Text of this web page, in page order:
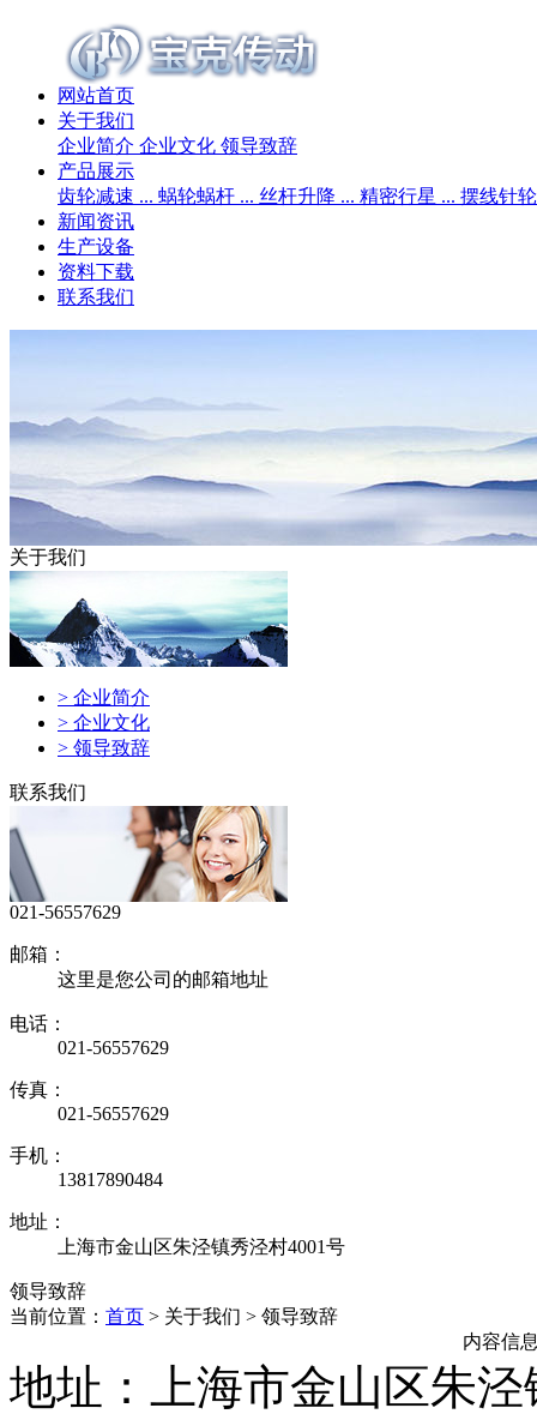
网站首页
关于我们
企业简介 企业文化 领导致辞
产品展示
齿轮减速 ... 蜗轮蜗杆 ... 丝杆升降 ... 精密行星 ... 摆线针
新闻资讯
生产设备
资料下载
联系我们
关于我们
> 企业简介
> 企业文化
> 领导致辞
联系我们
021-56557629
邮箱：
这里是您公司的邮箱地址
电话：
021-56557629
传真：
021-56557629
手机：
13817890484
地址：
上海市金山区朱泾镇秀泾村4001号
领导致辞
当前位置： 首页 > 关于我们 > 领导致辞
内容信
地址：上海市金山区朱